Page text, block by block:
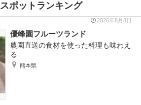
ポットランキング
2026年8月8日
優峰園フルーツランド
農園直送の食材を使った料理も味わえ
る
熊本県